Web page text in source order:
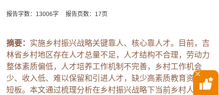
报告字数：13006字 报告页数：17页
摘要： 实施乡村振兴战略关键靠人、核心靠人才。目前，吉
林省乡村地区存在人才总量不足，人才结构不合理，劳动力
整体素质偏低，人才培养工作机制不完善，乡村工作机会
少、收入低、难以保留和引进人才，缺少高素质教育资源等
短板。本文通过梳理分析在乡村振兴战略下当前乡村人才振